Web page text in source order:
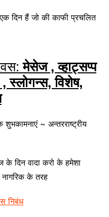
एक दिन हैं जो की काफी प्रचलित
मेसेज , व्हाट्सप्प
स्लोगन्स, विशेष,
~ अन्तरराष्ट्रीय
के दिन वादा करो के हमेशा
के तरह
निबंध